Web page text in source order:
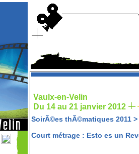
Vaulx-en-Velin
Du 14 au 21 janvier 2012
SoirÃ©es thÃ©matiques 2011 >
Court métrage : Esto es un